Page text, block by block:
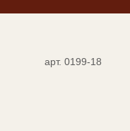
арт. 0199-18